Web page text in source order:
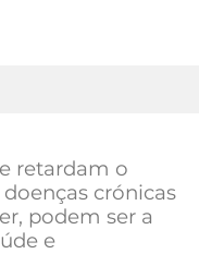
retardam o
crónicas
podem ser a
e